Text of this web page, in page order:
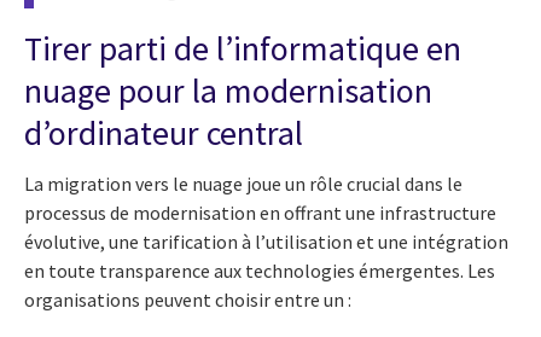
Tirer parti de l’informatique en
nuage pour la modernisation
d’ordinateur central
La migration vers le nuage joue un rôle crucial dans le
processus de modernisation en offrant une infrastructure
évolutive, une tarification à l’utilisation et une intégration
en toute transparence aux technologies émergentes. Les
organisations peuvent choisir entre un :